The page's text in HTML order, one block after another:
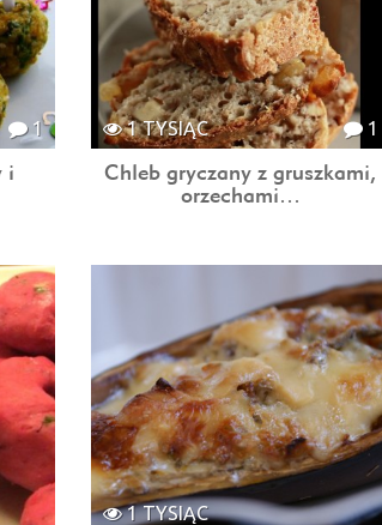
1
i
1
1 TYSIĄC
Chleb gryczany z gruszkami,
orzechami…
1 TYSIĄC